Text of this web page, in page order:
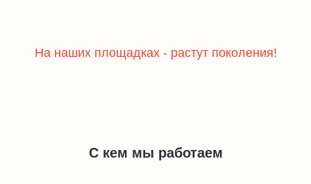
На наших площадках - растут поколения!
С кем мы работаем